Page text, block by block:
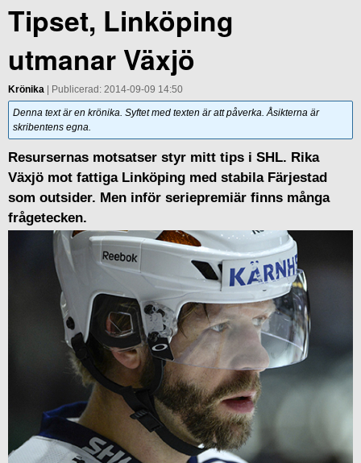
Tipset, Linköping
utmanar Växjö
Krönika | Publicerad: 2014-09-09 14:50
Denna text är en krönika. Syftet med texten är att påverka. Åsikterna är
skribentens egna.
Resursernas motsatser styr mitt tips i SHL. Rika
Växjö mot fattiga Linköping med stabila Färjestad
som outsider. Men inför seriepremiär finns många
frågetecken.